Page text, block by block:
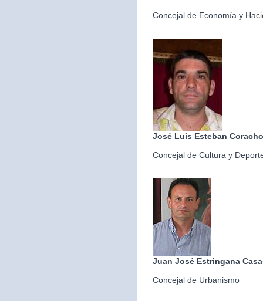
Concejal de Economía y
José Luis Esteban Coracho
Concejal de Cultura y
Juan José Estringana
Concejal de Urbanismo